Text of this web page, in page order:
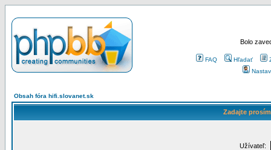
Bolo
FAQ Hľadať
Obsah fóra hifi.slovanet.sk
Zadajte
Užívateľ: